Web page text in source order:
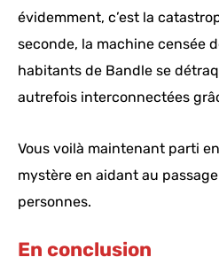
évidemment, c’est la
seconde, la machine censée
habitants de Bandle se
autrefois interconnectées
Vous voilà maintenant parti
mystère en aidant au
personnes.
En conclusion